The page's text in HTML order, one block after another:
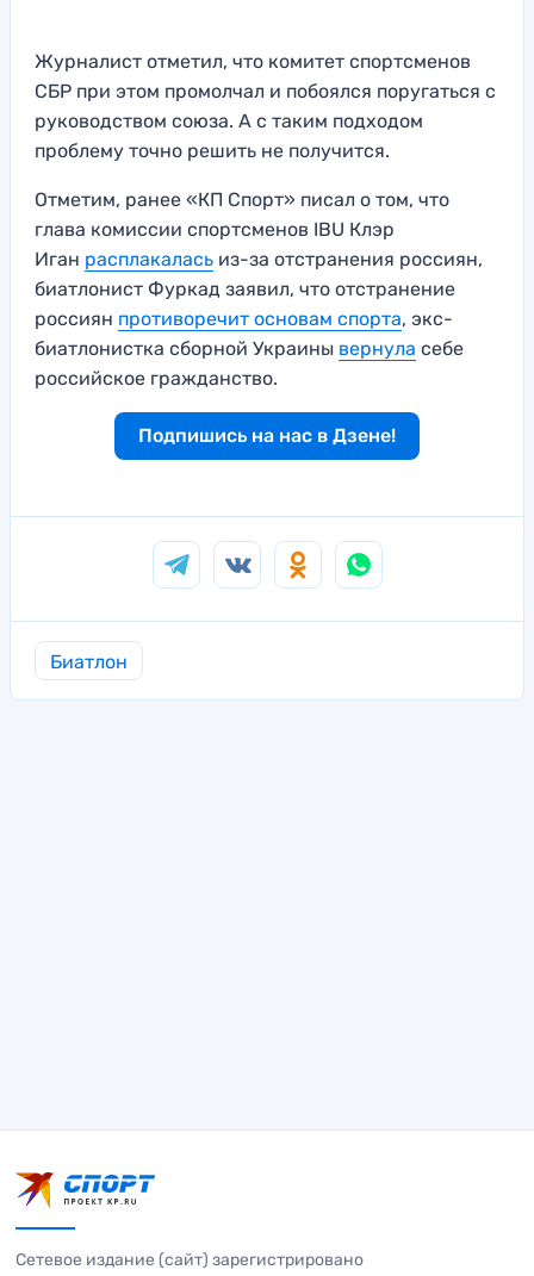
Журналист отметил, что комитет спортсменов
СБР при этом промолчал и побоялся поругаться с
руководством союза. А с таким подходом
проблему точно решить не получится.
Отметим, ранее «КП Спорт» писал о том, что
глава комиссии спортсменов IBU Клэр
Иган расплакалась из-за отстранения россиян,
биатлонист Фуркад заявил, что отстранение
россиян противоречит основам спорта, экс-
биатлонистка сборной Украины вернула себе
российское гражданство.
Подпишись на нас в Дзене!
Биатлон
Сетевое издание (сайт) зарегистрировано